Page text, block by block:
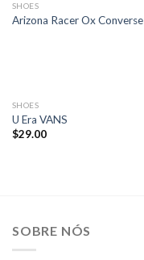
SHOES
Arizona Racer Ox Converse
SHOES
U Era VANS
$29.00
SOBRE NÓS